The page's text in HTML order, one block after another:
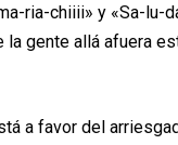
ria-chiiii» y «Sa-
la gente allá afuera
a favor del